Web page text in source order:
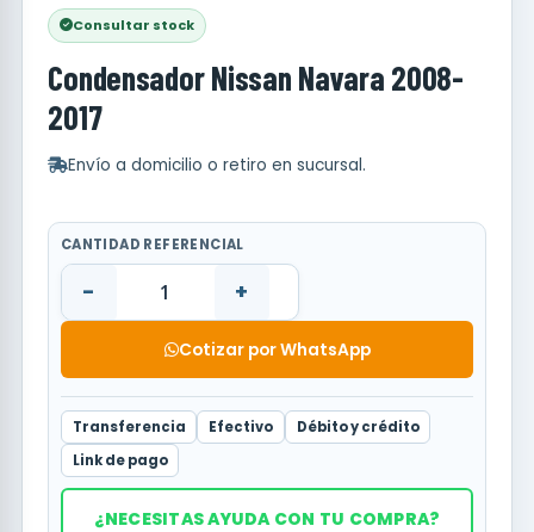
Consultar stock
Condensador Nissan Navara 2008-
2017
Envío a domicilio o retiro en sucursal.
CANTIDAD REFERENCIAL
- +
Cotizar por WhatsApp
Transferencia Efectivo
Débito y crédito
Link de pago
¿NECESITAS AYUDA CON TU COMPRA?